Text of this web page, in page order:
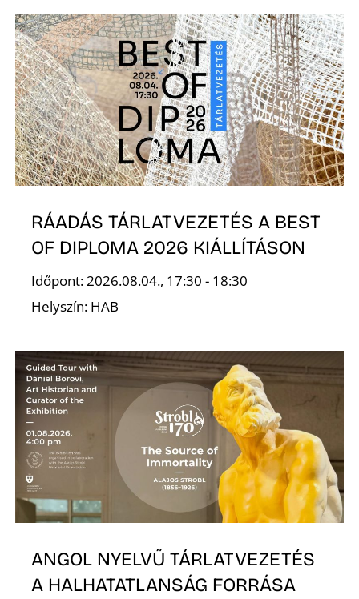
RÁADÁS TÁRLATVEZETÉS A BEST
OF DIPLOMA 2026 KIÁLLÍTÁSON
Időpont: 2026.08.04., 17:30 - 18:30
Helyszín: HAB
ANGOL NYELVŰ TÁRLATVEZETÉS
A HALHATATLANSÁG FORRÁSA